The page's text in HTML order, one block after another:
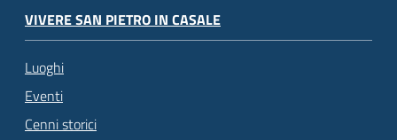
VIVERE SAN PIETRO IN CASALE
Luoghi
Eventi
Cenni storici